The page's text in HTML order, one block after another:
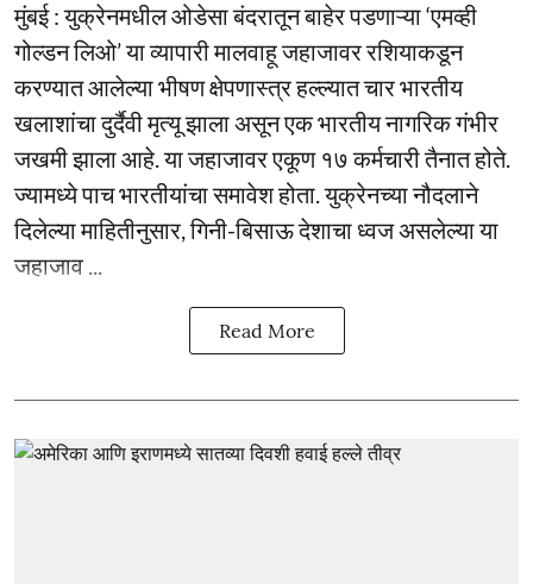
मुंबई : युक्रेनमधील ओडेसा बंदरातून बाहेर पडणाऱ्या ‘एमव्ही
गोल्डन लिओ’ या व्यापारी मालवाहू जहाजावर रशियाकडून
करण्यात आलेल्या भीषण क्षेपणास्त्र हल्ल्यात चार भारतीय
खलाशांचा दुर्दैवी मृत्यू झाला असून एक भारतीय नागरिक गंभीर
जखमी झाला आहे. या जहाजावर एकूण १७ कर्मचारी तैनात होते.
ज्यामध्ये पाच भारतीयांचा समावेश होता. युक्रेनच्या नौदलाने
दिलेल्या माहितीनुसार, गिनी-बिसाऊ देशाचा ध्वज असलेल्या या
जहाजाव ...
Read More